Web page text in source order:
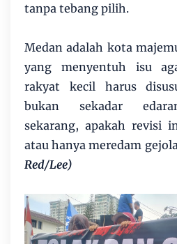
tanpa tebang pilih.
Medan adalah kota
yang menyentuh isu
rakyat kecil harus
bukan sekadar
sekarang, apakah revisi
atau hanya meredam
Red/Lee)